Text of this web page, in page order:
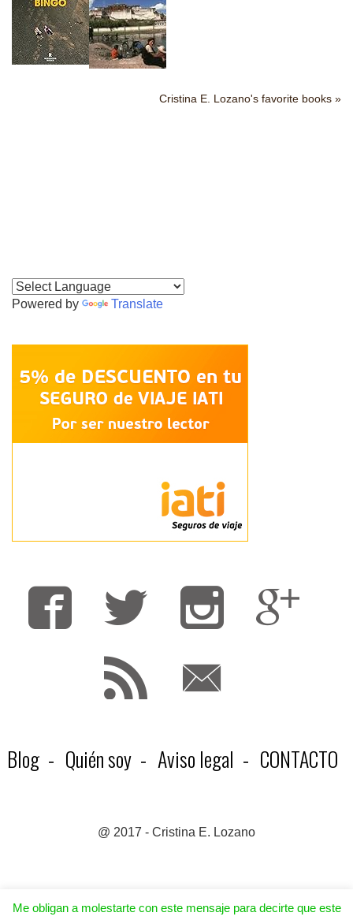
Cristina E. Lozano's favorite books »
Powered by Translate
Blog Quién soy Aviso legal CONTACTO
@ 2017 - Cristina E. Lozano
Me obligan a molestarte con este mensaje para decirte que este